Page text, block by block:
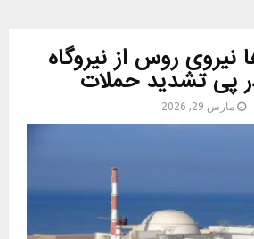
نیروی روس از نیروگاه
پی تشدید حملات
مارس 29, 2026